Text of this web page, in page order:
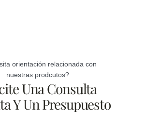
orientación relacionada con
nuestras prodcutos?
Una Consulta
Y Un Presupuesto